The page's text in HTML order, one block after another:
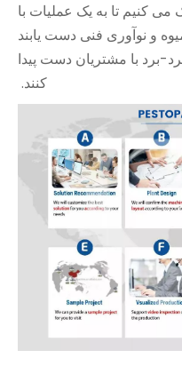
کنیم تا به یک عملیات با
و نوآوری فنی دست یابند
برد با مشتریان دست پیدا
کنند.